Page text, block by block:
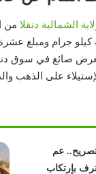
الشمالية دنقلامن
كيلو جرام ومبلغ
صائغ في سوق
على الذهب
عم
بإرتكاب